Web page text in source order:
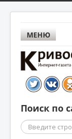
МЕНЮ
Поиск по
Поиск